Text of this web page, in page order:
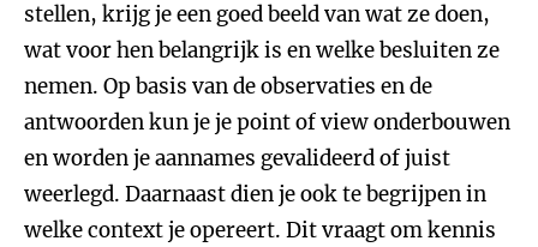
stellen, krijg je een goed beeld van wat ze doen,
wat voor hen belangrijk is en welke besluiten ze
nemen. Op basis van de observaties en de
antwoorden kun je je point of view onderbouwen
en worden je aannames gevalideerd of juist
weerlegd. Daarnaast dien je ook te begrijpen in
welke context je opereert. Dit vraagt om kennis